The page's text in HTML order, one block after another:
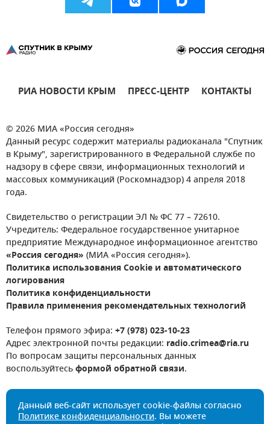
РИА НОВОСТИ КРЫМ ПРЕСС-ЦЕНТР КОНТАКТЫ
© 2026 МИА «Россия сегодня»
Данный ресурс содержит материалы радиоканала "Спутник
в Крыму", зарегистрированного в Федеральной службе по
надзору в сфере связи, информационных технологий и
массовых коммуникаций (Роскомнадзор) 4 апреля 2018
года.
Свидетельство о регистрации ЭЛ № ФС 77 – 72610.
Учредитель: Федеральное государственное унитарное
предприятие Международное информационное агентство
«Россия сегодня» (МИА «Россия сегодня»).
Политика использования Cookie и автоматического
логирования
Политика конфиденциальности
Правила применения рекомендательных технологий
Телефон прямого эфира: +7 (978) 023-10-23
Адрес электронной почты редакции: radio.crimea@ria.ru
По вопросам защиты персональных данных
воспользуйтесьформой обратной связи.
Данный веб-сайт использует cookie-файлы согласно
Политике конфиденциальности. Вы можете